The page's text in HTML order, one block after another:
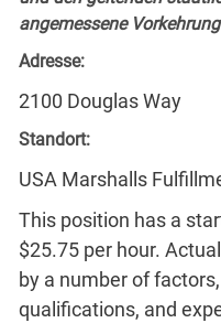
angemessene
Adresse:
2100 Douglas Way
Standort:
USA Marshalls
This position has a
$25.75 per hour.
by a number of
qualifications, and